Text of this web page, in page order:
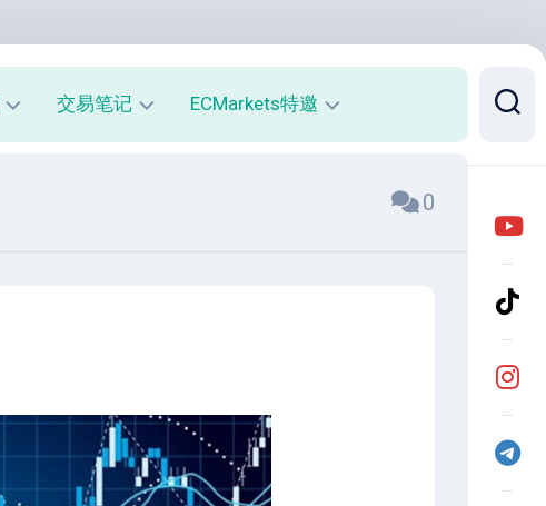
交易笔记
报
告
实
ECMarkets特邀
佣
说
明
0